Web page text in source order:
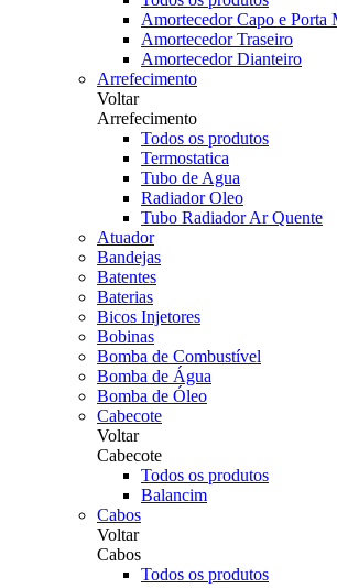
Amortecedor Capo e Porta
Amortecedor Traseiro
Amortecedor Dianteiro
Arrefecimento
Voltar
Arrefecimento
Todos os produtos
Termostatica
Tubo de Agua
Radiador Oleo
Tubo Radiador Ar Quente
Atuador
Bandejas
Batentes
Baterias
Bicos Injetores
Bobinas
Bomba de Combustível
Bomba de Água
Bomba de Óleo
Cabecote
Voltar
Cabecote
Todos os produtos
Balancim
Cabos
Voltar
Cabos
Todos os produtos